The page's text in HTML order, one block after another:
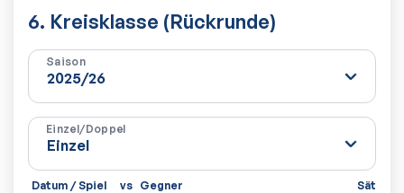
6. Kreisklasse (Rückrunde)
Saison
Einzel/Doppel
Datum / Spiel vs Gegner Sätze